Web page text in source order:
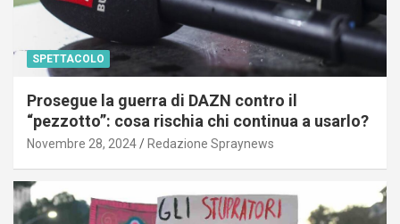
SPETTACOLO
Prosegue la guerra di DAZN contro il
“pezzotto”: cosa rischia chi continua a usarlo?
Novembre 28, 2024 Redazione Spraynews